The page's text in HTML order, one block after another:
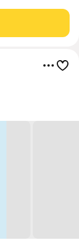
цены до